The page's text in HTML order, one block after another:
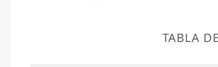
TABLA